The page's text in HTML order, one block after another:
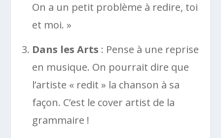
On a un petit problème à redire, toi
et moi. »
Dans les Arts : Pense à une reprise
en musique. On pourrait dire que
l’artiste « redit » la chanson à sa
façon. C’est le cover artist de la
grammaire !